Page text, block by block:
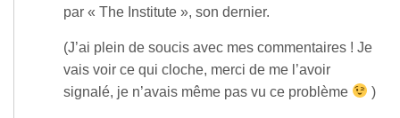
par « The Institute », son dernier.
(J’ai plein de soucis avec mes commentaires ! Je
vais voir ce qui cloche, merci de me l’avoir
signalé, je n’avais même pas vu ce problème
)